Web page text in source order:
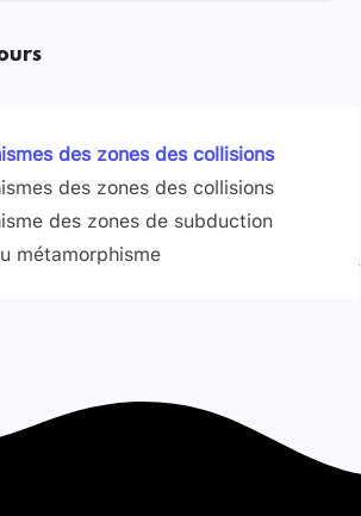
des zones des collisions
des zones des collisions
des zones de subduction
métamorphisme